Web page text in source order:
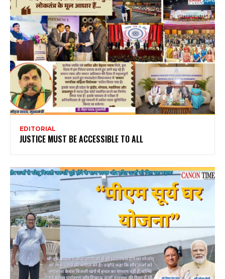
EDITORIAL
JUSTICE MUST BE ACCESSIBLE TO ALL